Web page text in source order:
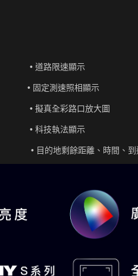
路限速顯示
固定測速照相顯示
擬真全彩路口放大圖
• 科技執法顯示
• 目的地剩餘距離、時間、到